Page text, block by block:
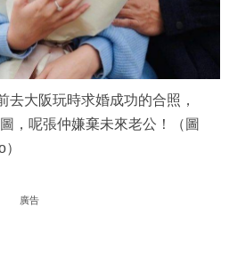
去大阪玩時求婚成功的合照，
，呢張仲嫌棄未來老公！（圖
廣告